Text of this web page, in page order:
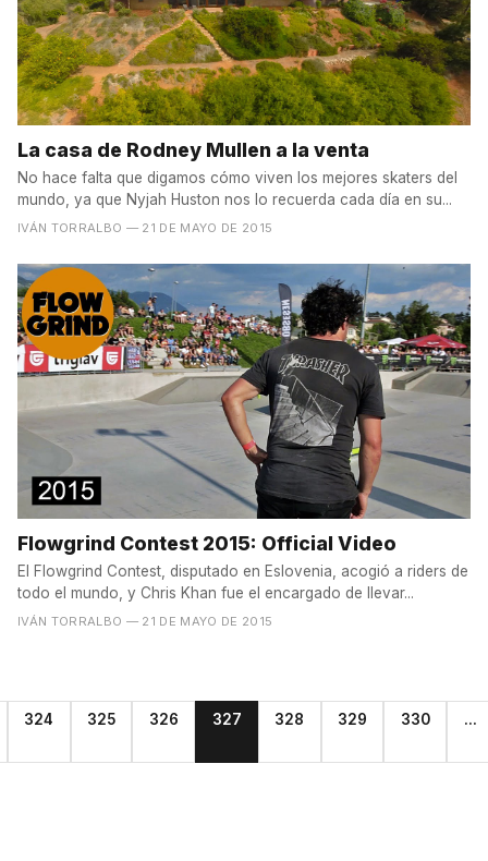
La casa de Rodney Mullen a la venta
No hace falta que digamos cómo viven los mejores skaters del
mundo, ya que Nyjah Huston nos lo recuerda cada día en su...
IVÁN TORRALBO — 21 DE MAYO DE 2015
Flowgrind Contest 2015: Official Video
El Flowgrind Contest, disputado en Eslovenia, acogió a riders de
todo el mundo, y Chris Khan fue el encargado de llevar...
IVÁN TORRALBO — 21 DE MAYO DE 2015
324 325 326 327 328 329 330 ...